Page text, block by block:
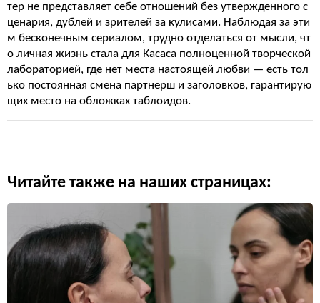
тер не представляет себе отношений без утвержденного с
ценария, дублей и зрителей за кулисами. Наблюдая за эти
м бесконечным сериалом, трудно отделаться от мысли, чт
о личная жизнь стала для Касаса полноценной творческой
лабораторией, где нет места настоящей любви — есть тол
ько постоянная смена партнерш и заголовков, гарантирую
щих место на обложках таблоидов.
Читайте также на наших страницах: